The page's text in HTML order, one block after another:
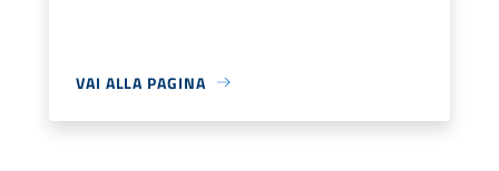
VAI ALLA PAGINA